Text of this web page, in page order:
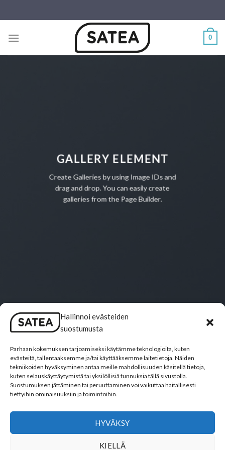
Hallinnoi evästeiden
suostumusta
Parhaan kokemuksen tarjoamiseksi käytämme teknologioita, kuten
evästeitä, tallentaaksemme ja/tai käyttääksemme laitetietoja. Näiden
tekniikoiden hyväksyminen antaa meille mahdollisuuden käsitellä tietoja,
kuten selauskäyttäytymistä tai yksilöllisiä tunnuksia tällä sivustolla.
Suostumuksen jättäminen tai peruuttaminen voi vaikuttaa haitallisesti
tiettyihin ominaisuuksiin ja toimintoihin.
HYVÄKSY
KIELLÄ
to
0
GALLERY ELEMENT
Create Galleries by using Image IDs and
drag and drop. You can easily create
galleries from the Page Builder.
SIMPLE GALLERY ROW WITH LIGHTBOX
FULL WIDTH GALLERY
GALLERY WIDTH SMALL GAP
SLIDER GALLERY